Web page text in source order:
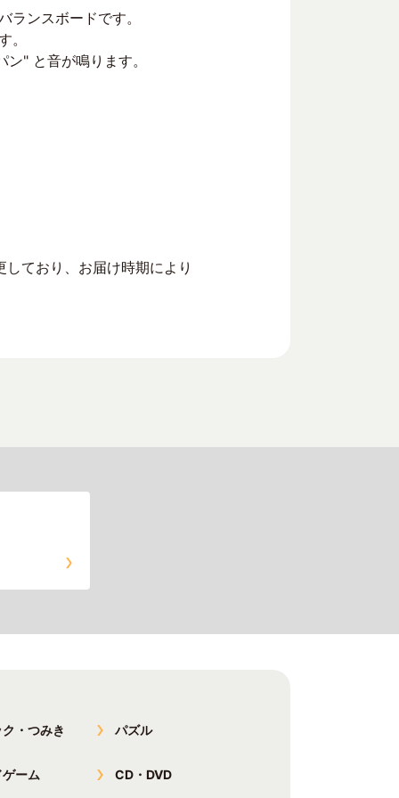
ンスボードです。
。
" と音が鳴ります。
ており、お届け時期により
・つみき パズル
ーム CD・DVD